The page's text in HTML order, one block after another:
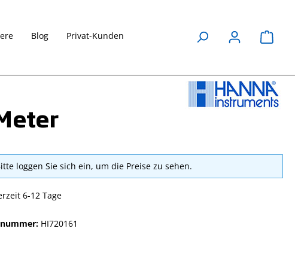
Blog Privat-Kunden
loggen Sie sich ein, um die Preise zu sehen.
6-12 Tage
HI720161